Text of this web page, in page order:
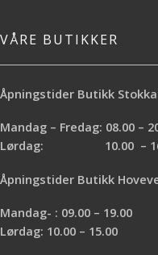
VÅRE BUTIKKER
Åpningstider Butikk
Mandag – Fredag: 08.00 –
Lørdag: 10.00 –
Åpningstider Butikk
Mandag- : 09.00 – 19.00
Lørdag: 10.00 – 15.00